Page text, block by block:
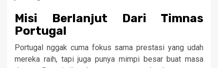
Misi Berlanjut Dari Timnas
Portugal
Portugal nggak cuma fokus sama prestasi yang udah
mereka raih, tapi juga punya mimpi besar buat masa